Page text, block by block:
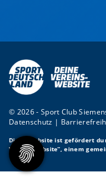
© 2026 - Sport Club
Datenschutz |
Diese Website ist gefördert
Vereinswebsite”, einem